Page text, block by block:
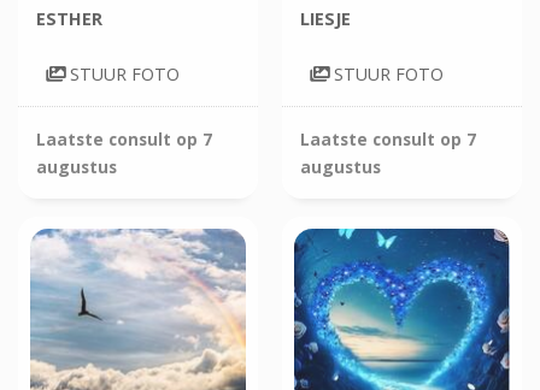
ESTHER
STUUR FOTO
Laatste consult op 7
augustus
LIESJE
STUUR FOTO
Laatste consult op 7
augustus